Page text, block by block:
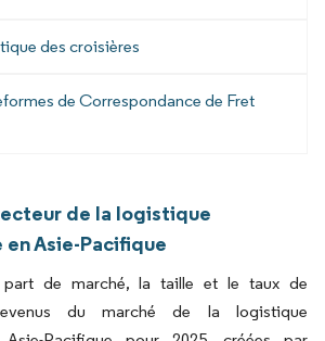
des croisières
de Correspondance de Fret
de la logistique
Asie-Pacifique
part de marché, la taille et le taux de
du marché de la logistique